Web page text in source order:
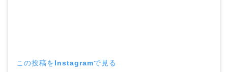
この投稿をInstagramで見る